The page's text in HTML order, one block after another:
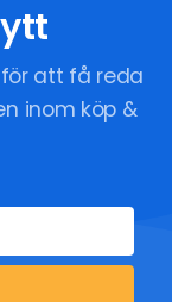
att få reda
inom köp &